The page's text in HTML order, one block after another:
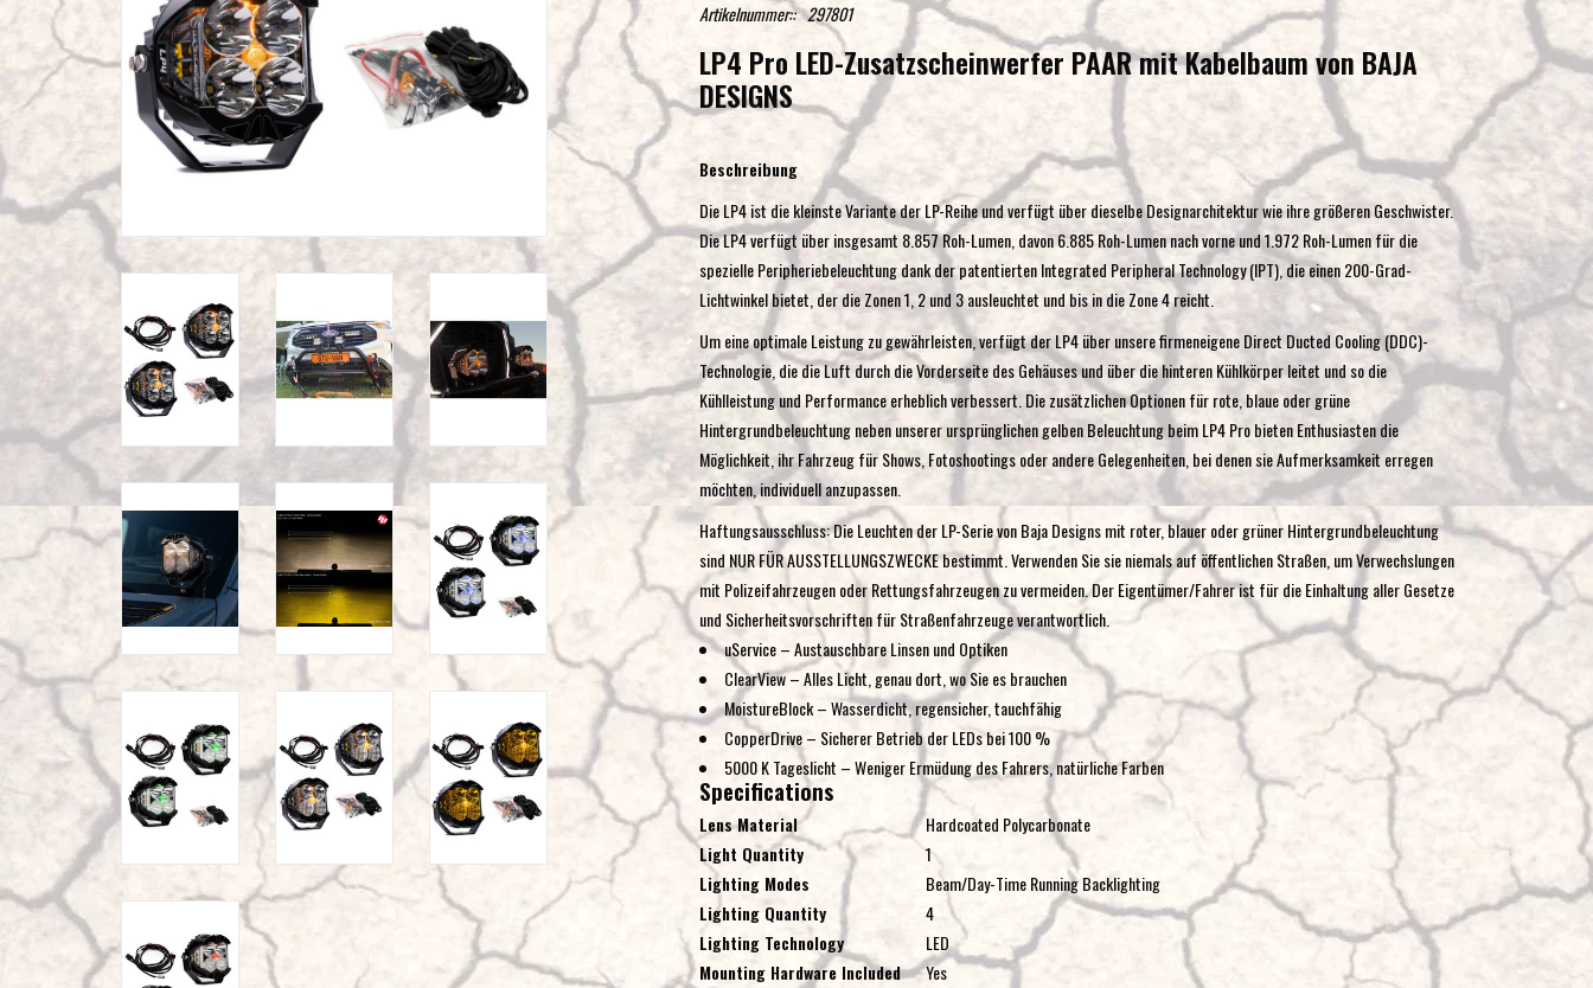
gelangen.
Benutzer
Touchgeräten
können
Touch-
verwenden.
Artikelnummer:: 297801
LP4 Pro LED-Zusatzscheinwerfer PAAR mit Kabelbaum von BAJA
DESIGNS
Beschreibung
Die LP4 ist die kleinste Variante der LP-Reihe und verfügt über dieselbe Designarchitektur wie ihre größeren Geschwister.
Die LP4 verfügt über insgesamt 8.857 Roh-Lumen, davon 6.885 Roh-Lumen nach vorne und 1.972 Roh-Lumen für die
spezielle Peripheriebeleuchtung dank der patentierten Integrated Peripheral Technology (IPT), die einen 200-Grad-
Lichtwinkel bietet, der die Zonen 1, 2 und 3 ausleuchtet und bis in die Zone 4 reicht.
Um eine optimale Leistung zu gewährleisten, verfügt der LP4 über unsere firmeneigene Direct Ducted Cooling (DDC)-
Technologie, die die Luft durch die Vorderseite des Gehäuses und über die hinteren Kühlkörper leitet und so die
Kühlleistung und Performance erheblich verbessert. Die zusätzlichen Optionen für rote, blaue oder grüne
Hintergrundbeleuchtung neben unserer ursprünglichen gelben Beleuchtung beim LP4 Pro bieten Enthusiasten die
Möglichkeit, ihr Fahrzeug für Shows, Fotoshootings oder andere Gelegenheiten, bei denen sie Aufmerksamkeit erregen
möchten, individuell anzupassen.
Haftungsausschluss: Die Leuchten der LP-Serie von Baja Designs mit roter, blauer oder grüner Hintergrundbeleuchtung
sind NUR FÜR AUSSTELLUNGSZWECKE bestimmt. Verwenden Sie sie niemals auf öffentlichen Straßen, um Verwechslungen
mit Polizeifahrzeugen oder Rettungsfahrzeugen zu vermeiden. Der Eigentümer/Fahrer ist für die Einhaltung aller Gesetze
und Sicherheitsvorschriften für Straßenfahrzeuge verantwortlich.
uService – Austauschbare Linsen und Optiken
ClearView – Alles Licht, genau dort, wo Sie es brauchen
MoistureBlock – Wasserdicht, regensicher, tauchfähig
CopperDrive – Sicherer Betrieb der LEDs bei 100 %
5000 K Tageslicht – Weniger Ermüdung des Fahrers, natürliche Farben
Specifications
Lens Material
Hardcoated Polycarbonate
Light Quantity
1
Lighting Modes
Beam/Day-Time Running Backlighting
Lighting Quantity
4
Lighting Technology
LED
Mounting Hardware Included
Yes